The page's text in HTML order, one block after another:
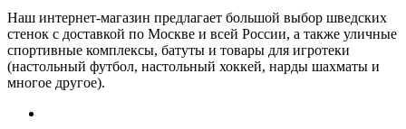
Наш интернет-магазин предлагает большой выбор шведских
стенок с доставкой по Москве и всей России, а также уличные
спортивные комплексы, батуты и товары для игротеки
(настольный футбол, настольный хоккей, нарды шахматы и
многое другое).